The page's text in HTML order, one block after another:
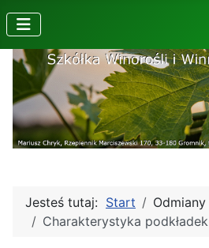
Jesteś tutaj: Start
Odmiany
Charakterystyka podkładek